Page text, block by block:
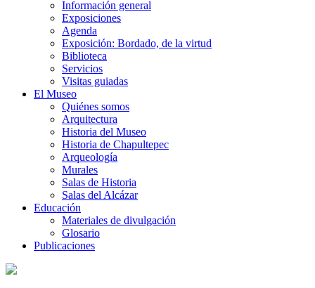
Información general
Exposiciones
Agenda
Exposición: Bordado, de la virtud
Biblioteca
Servicios
Visitas guiadas
El Museo
Quiénes somos
Arquitectura
Historia del Museo
Historia de Chapultepec
Arqueología
Murales
Salas de Historia
Salas del Alcázar
Educación
Materiales de divulgación
Glosario
Publicaciones